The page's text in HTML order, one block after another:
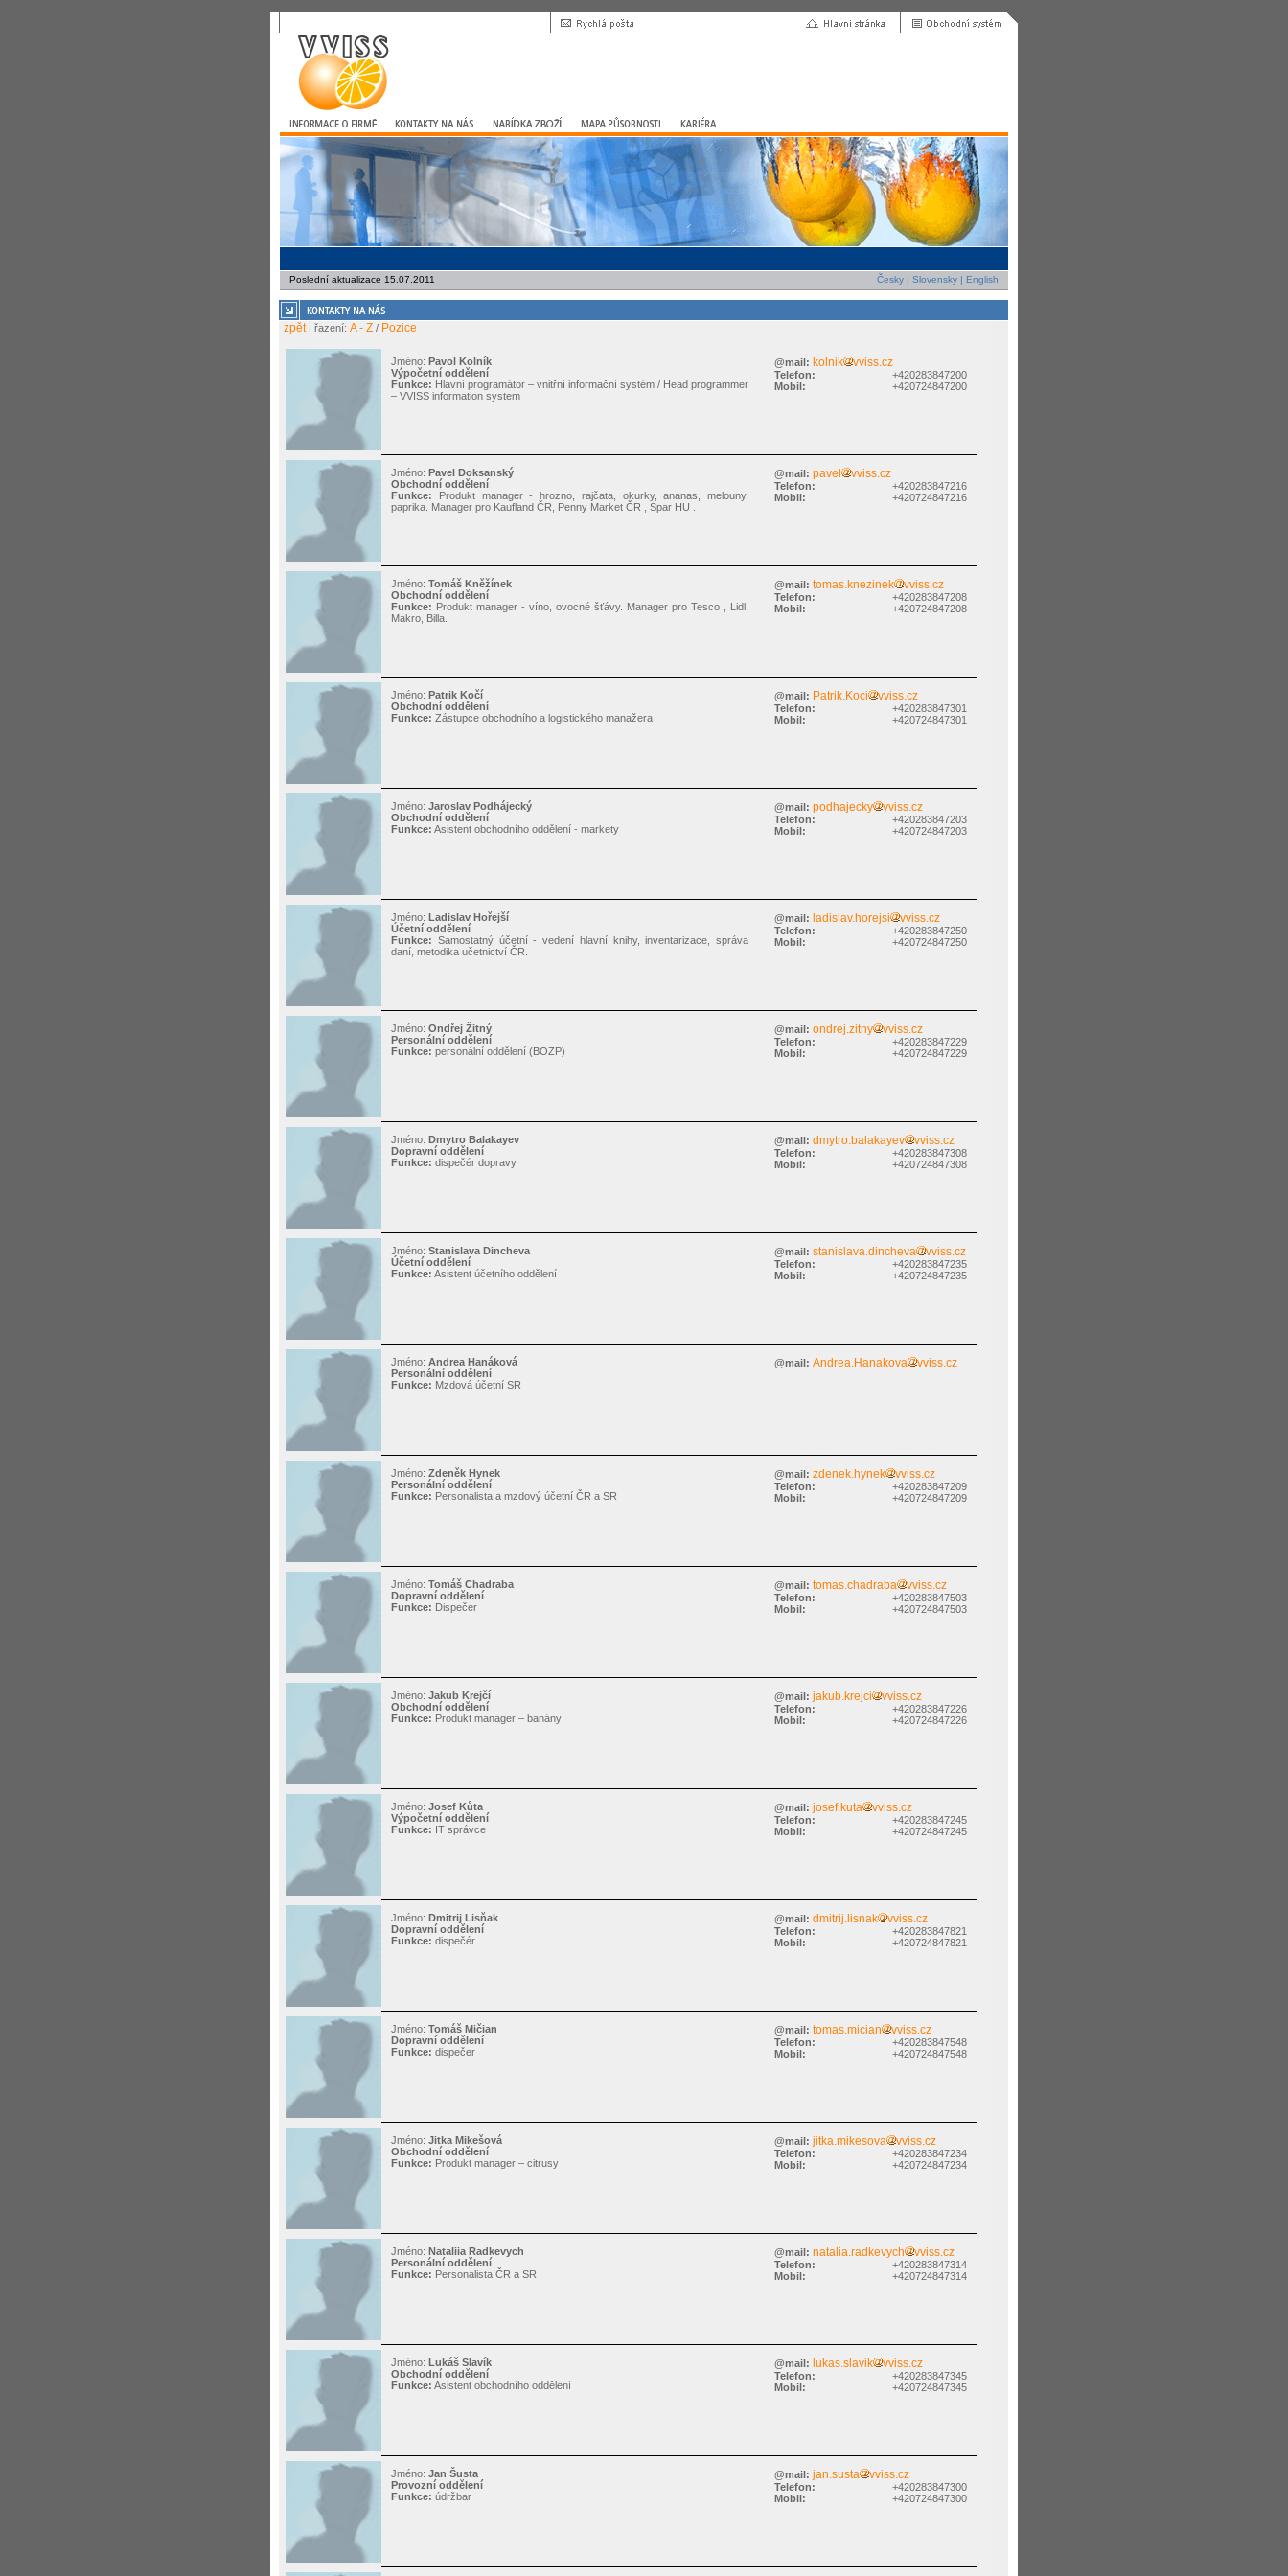
Česky | Slovensky | English
Poslední aktualizace 15.07.2011
zpět| řazení: A - Z / Pozice
Jméno: Pavol Kolník
Výpočetní oddělení
Funkce: Hlavní programátor – vnitřní informační systém / Head programmer
– VVISS information system
@mail: kolnik vviss.cz
+420283847200
Telefon:
+420724847200
Mobil:
Jméno: Pavel Doksanský
Obchodní oddělení
Funkce: Produkt manager - hrozno, rajčata, okurky, ananas, melouny,
paprika. Manager pro Kaufland ČR, Penny Market ČR , Spar HU .
@mail: pavel vviss.cz
+420283847216
Telefon:
+420724847216
Mobil:
Jméno: Tomáš Kněžínek
Obchodní oddělení
Funkce: Produkt manager - víno, ovocné šťávy. Manager pro Tesco , Lidl,
Makro, Billa.
@mail: tomas.knezinek vviss.cz
+420283847208
Telefon:
+420724847208
Mobil:
Jméno: Patrik Kočí
Obchodní oddělení
Funkce: Zástupce obchodního a logistického manažera
@mail: Patrik.Koci vviss.cz
+420283847301
Telefon:
+420724847301
Mobil:
Jméno: Jaroslav Podhájecký
Obchodní oddělení
Funkce: Asistent obchodního oddělení - markety
@mail: podhajecky vviss.cz
+420283847203
Telefon:
+420724847203
Mobil:
Jméno: Ladislav Hořejší
Účetní oddělení
Funkce: Samostatný účetní - vedení hlavní knihy, inventarizace, správa
daní, metodika učetnictví ČR.
@mail: ladislav.horejsi vviss.cz
+420283847250
Telefon:
+420724847250
Mobil:
Jméno: Ondřej Žitný
Personální oddělení
Funkce: personální oddělení (BOZP)
@mail: ondrej.zitny vviss.cz
+420283847229
Telefon:
+420724847229
Mobil:
Jméno: Dmytro Balakayev
Dopravní oddělení
Funkce: dispečér dopravy
@mail: dmytro.balakayev vviss.cz
+420283847308
Telefon:
+420724847308
Mobil:
Jméno: Stanislava Dincheva
Účetní oddělení
Funkce: Asistent účetního oddělení
@mail: stanislava.dincheva vviss.cz
+420283847235
Telefon:
+420724847235
Mobil:
Jméno: Andrea Hanáková
Personální oddělení
Funkce: Mzdová účetní SR
@mail: Andrea.Hanakova vviss.cz
Jméno: Zdeněk Hynek
Personální oddělení
Funkce: Personalista a mzdový účetní ČR a SR
@mail: zdenek.hynek vviss.cz
+420283847209
Telefon:
+420724847209
Mobil:
Jméno: Tomáš Chadraba
Dopravní oddělení
Funkce: Dispečer
@mail: tomas.chadraba vviss.cz
+420283847503
Telefon:
+420724847503
Mobil:
Jméno: Jakub Krejčí
Obchodní oddělení
Funkce: Produkt manager – banány
@mail: jakub.krejci vviss.cz
+420283847226
Telefon:
+420724847226
Mobil:
Jméno: Josef Kůta
Výpočetní oddělení
Funkce: IT správce
@mail: josef.kuta vviss.cz
+420283847245
Telefon:
+420724847245
Mobil:
Jméno: Dmitrij Lisňak
Dopravní oddělení
Funkce: dispečér
@mail: dmitrij.lisnak vviss.cz
+420283847821
Telefon:
+420724847821
Mobil:
Jméno: Tomáš Mičian
Dopravní oddělení
Funkce: dispečer
@mail: tomas.mician vviss.cz
+420283847548
Telefon:
+420724847548
Mobil:
Jméno: Jitka Mikešová
Obchodní oddělení
Funkce: Produkt manager – citrusy
@mail: jitka.mikesova vviss.cz
+420283847234
Telefon:
+420724847234
Mobil:
Jméno: Nataliia Radkevych
Personální oddělení
Funkce: Personalista ČR a SR
@mail: natalia.radkevych vviss.cz
+420283847314
Telefon:
+420724847314
Mobil:
Jméno: Lukáš Slavík
Obchodní oddělení
Funkce: Asistent obchodního oddělení
@mail: lukas.slavik vviss.cz
+420283847345
Telefon:
+420724847345
Mobil:
Jméno: Jan Šusta
Provozní oddělení
Funkce: údržbar
@mail: jan.susta vviss.cz
+420283847300
Telefon:
+420724847300
Mobil: